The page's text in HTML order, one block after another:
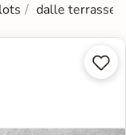
dalle terrasse

